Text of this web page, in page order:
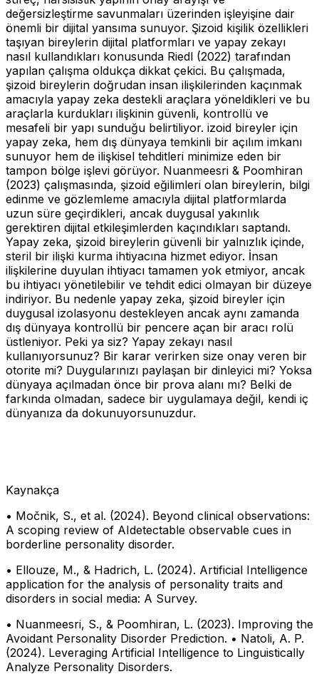
değersizleştirme savunmaları üzerinden işleyişine dair
önemli bir dijital yansıma sunuyor. Şizoid kişilik özellikleri
taşıyan bireylerin dijital platformları ve yapay zekayı
nasıl kullandıkları konusunda Riedl (2022) tarafından
yapılan çalışma oldukça dikkat çekici. Bu çalışmada,
şizoid bireylerin doğrudan insan ilişkilerinden kaçınmak
amacıyla yapay zeka destekli araçlara yöneldikleri ve bu
araçlarla kurdukları ilişkinin güvenli, kontrollü ve
mesafeli bir yapı sunduğu belirtiliyor. izoid bireyler için
yapay zeka, hem dış dünyaya temkinli bir açılım imkanı
sunuyor hem de ilişkisel tehditleri minimize eden bir
tampon bölge işlevi görüyor. Nuanmeesri & Poomhiran
(2023) çalışmasında, şizoid eğilimleri olan bireylerin, bilgi
edinme ve gözlemleme amacıyla dijital platformlarda
uzun süre geçirdikleri, ancak duygusal yakınlık
gerektiren dijital etkileşimlerden kaçındıkları saptandı.
Yapay zeka, şizoid bireylerin güvenli bir yalnızlık içinde,
steril bir ilişki kurma ihtiyacına hizmet ediyor. İnsan
ilişkilerine duyulan ihtiyacı tamamen yok etmiyor, ancak
bu ihtiyacı yönetilebilir ve tehdit edici olmayan bir düzeye
indiriyor. Bu nedenle yapay zeka, şizoid bireyler için
duygusal izolasyonu destekleyen ancak aynı zamanda
dış dünyaya kontrollü bir pencere açan bir aracı rolü
üstleniyor. Peki ya siz? Yapay zekayı nasıl
kullanıyorsunuz? Bir karar verirken size onay veren bir
otorite mi? Duygularınızı paylaşan bir dinleyici mi? Yoksa
dünyaya açılmadan önce bir prova alanı mı? Belki de
farkında olmadan, sadece bir uygulamaya değil, kendi iç
dünyanıza da dokunuyorsunuzdur.
Kaynakça
• Močnik, S., et al. (2024). Beyond clinical observations:
A scoping review of AIdetectable observable cues in
borderline personality disorder.
• Ellouze, M., & Hadrich, L. (2024). Artificial Intelligence
application for the analysis of personality traits and
disorders in social media: A Survey.
• Nuanmeesri, S., & Poomhiran, L. (2023). Improving the
Avoidant Personality Disorder Prediction. • Natoli, A. P.
(2024). Leveraging Artificial Intelligence to Linguistically
Analyze Personality Disorders.